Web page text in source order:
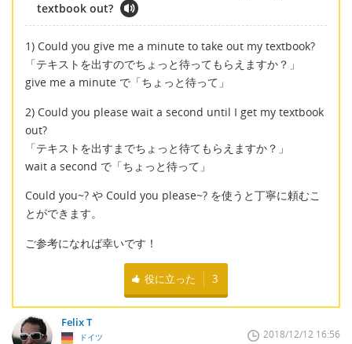
textbook out?
1) Could you give me a minute to take out my textbook?
「テキストを出すのでちょっと待ってもらえますか？」
give me a minute で「ちょっと待って」
2) Could you please wait a second until I get my textbook
out?
「テキストを出すまでちょっと待てもらえますか？」
wait a second で「ちょっと待って」
Could you~? や Could you please~? を使うと丁寧に頼むこ
とができます。
ご参考になれば幸いです！
役に立った 3
Felix T
ドイツ 2018/12/12 16:56